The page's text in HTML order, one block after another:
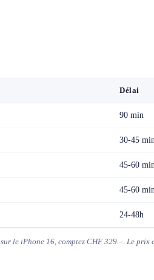
Délai
90 min
30-45
45-60
45-60
24-48h
le iPhone 16, comptez CHF 329.–. Le prix